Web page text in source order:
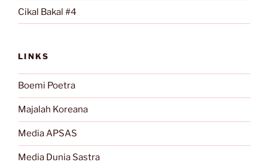
Cikal Bakal #4
LINKS
Boemi Poetra
Majalah Koreana
Media APSAS
Media Dunia Sastra